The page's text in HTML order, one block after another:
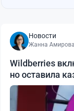
Новости
Жанна Амирова
Wildberries
но оставила